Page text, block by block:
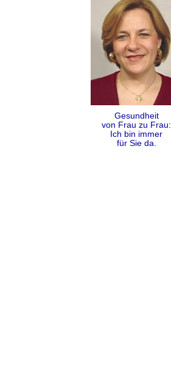
Gesundheit
von Frau zu Frau:
Ich bin immer
für Sie da.